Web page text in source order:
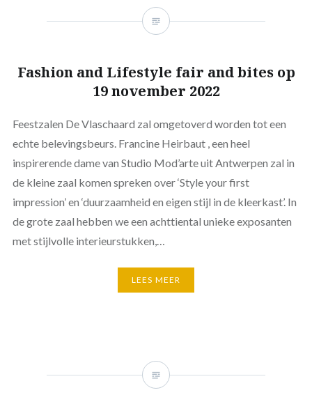
Fashion and Lifestyle fair and bites op
19 november 2022
Feestzalen De Vlaschaard zal omgetoverd worden tot een
echte belevingsbeurs. Francine Heirbaut , een heel
inspirerende dame van Studio Mod’arte uit Antwerpen zal in
de kleine zaal komen spreken over ‘Style your first
impression’ en ‘duurzaamheid en eigen stijl in de kleerkast’. In
de grote zaal hebben we een achttiental unieke exposanten
met stijlvolle interieurstukken,…
LEES MEER